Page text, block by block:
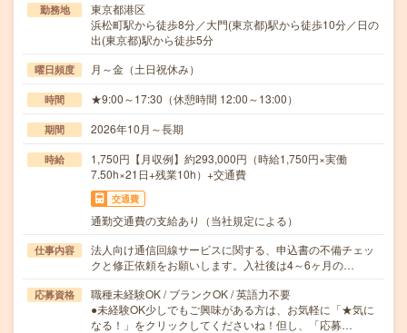
勤務地
東京都港区
浜松町駅から徒歩8分／大門(東京都)駅から徒歩10分／日の
出(東京都)駅から徒歩5分
曜日頻度 月～金（土日祝休み）
時間 ★9:00～17:30（休憩時間 12:00～13:00）
期間 2026年10月～長期
時給
1,750円【月収例】約293,000円（時給1,750円×実働
7.50h×21日+残業10h）+交通費
交通費
通勤交通費の支給あり（当社規定による）
仕事内容
法人向け通信回線サービスに関する、申込書の不備チェッ
クと修正依頼をお願いします。入社後は4～6ヶ月の…
応募資格
職種未経験OK / ブランクOK / 英語力不要
●未経験OK少しでもご興味がある方は、お気軽に「★気に
なる！」をクリックしてくださいね！但し、「応募…